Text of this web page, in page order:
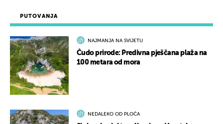
PUTOVANJA
NAJMANJA NA SVIJETU
Čudo prirode: Predivna pješčana plaža na
100 metara od mora
NEDALEKO OD PLOČA